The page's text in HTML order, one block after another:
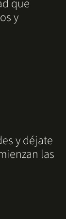
que
y
y déjate
las